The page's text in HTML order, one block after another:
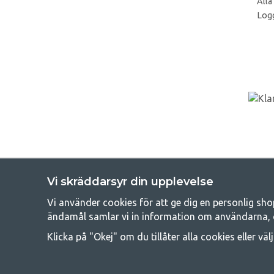
råd med att campa så därför erbjuder vi riktigt bra
Vi skräddarsyr din upplevelse
Vi använder cookies för att ge dig en personlig
ändamål samlar vi in information om användarna,
Klicka på "Okej" om du tillåter alla cookies eller